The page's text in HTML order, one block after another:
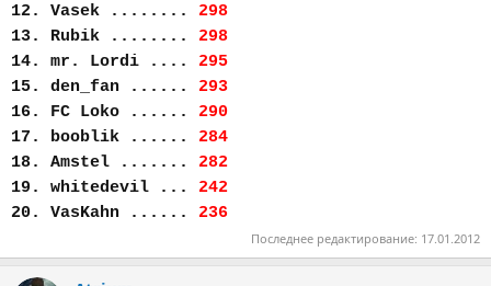
12. Vasek ........ 298
13. Rubik ........ 298
14. mr. Lordi .... 295
15. den_fan ...... 293
16. FC Loko ...... 290
17. booblik ...... 284
18. Amstel ....... 282
19. whitedevil ... 242
20. VasKahn ...... 236
Последнее редактирование: 17.01.2012